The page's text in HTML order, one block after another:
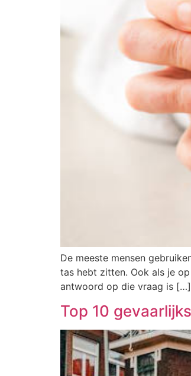
De meeste mensen
tas hebt zitten. Ook als je
antwoord op die vraag is […]
Top 10